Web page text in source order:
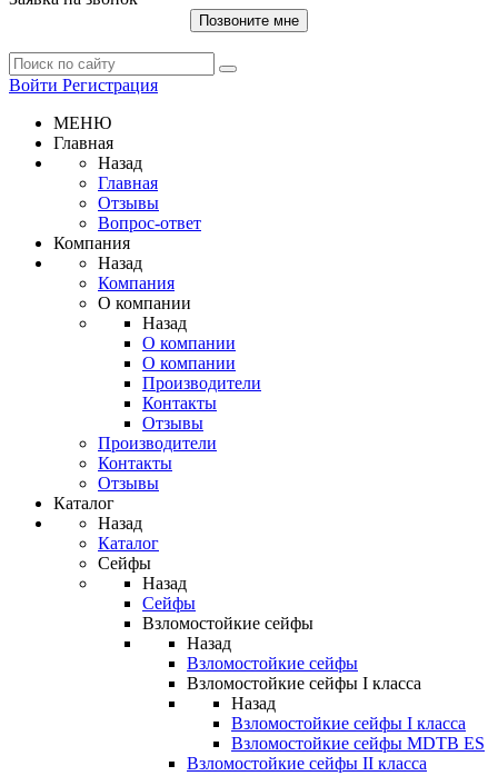
Позвоните мне
Войти Регистрация
МЕНЮ
Главная
Назад
Главная
Отзывы
Вопрос-ответ
Компания
Назад
Компания
О компании
Назад
О компании
О компании
Производители
Контакты
Отзывы
Производители
Контакты
Отзывы
Каталог
Назад
Каталог
Сейфы
Назад
Сейфы
Взломостойкие сейфы
Назад
Взломостойкие сейфы
Взломостойкие сейфы I класса
Назад
Взломостойкие сейфы I класса
Взломостойкие сейфы MDTB ES
Взломостойкие сейфы II класса